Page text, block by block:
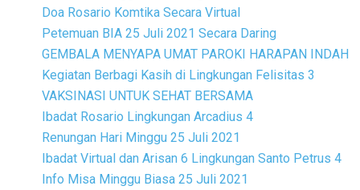
Doa Rosario Komtika Secara Virtual
Petemuan BIA 25 Juli 2021 Secara Daring
GEMBALA MENYAPA UMAT PAROKI HARAPAN INDAH
Kegiatan Berbagi Kasih di Lingkungan Felisitas 3
VAKSINASI UNTUK SEHAT BERSAMA
Ibadat Rosario Lingkungan Arcadius 4
Renungan Hari Minggu 25 Juli 2021
Ibadat Virtual dan Arisan 6 Lingkungan Santo Petrus 4
Info Misa Minggu Biasa 25 Juli 2021